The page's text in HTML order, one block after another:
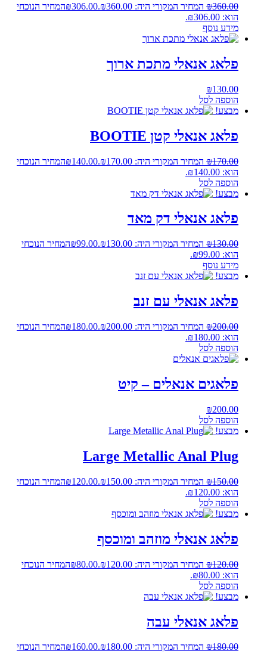
₪360.00 המחיר המקורי היה: ₪360.00. ₪306.00
המחיר הנוכחי
הוא: ₪306.00.
מידע נוסף
פלאג אנאלי מתכת ארוך
₪130.00
הוספה לסל
מבצע!
פלאג אנאלי קטן BOOTIE
₪170.00 המחיר המקורי היה: ₪170.00. ₪140.00
המחיר הנוכחי
הוא: ₪140.00.
הוספה לסל
מבצע!
פלאג אנאלי דק מאד
₪130.00 המחיר המקורי היה: ₪130.00. ₪99.00
המחיר הנוכחי
הוא: ₪99.00.
מידע נוסף
מבצע!
פלאג אנאלי עם זנב
₪200.00 המחיר המקורי היה: ₪200.00. ₪180.00
המחיר הנוכחי
הוא: ₪180.00.
הוספה לסל
פלאגים אנאלים – קיט
₪200.00
הוספה לסל
מבצע!
Large Metallic Anal Plug
₪150.00 המחיר המקורי היה: ₪150.00. ₪120.00
המחיר הנוכחי
הוא: ₪120.00.
הוספה לסל
מבצע!
פלאג אנאלי מוזהב ומוכסף
₪120.00 המחיר המקורי היה: ₪120.00. ₪80.00
המחיר הנוכחי
הוא: ₪80.00.
הוספה לסל
מבצע!
פלאג אנאלי עבה
₪180.00 המחיר המקורי היה: ₪180.00. ₪160.00
המחיר הנוכחי